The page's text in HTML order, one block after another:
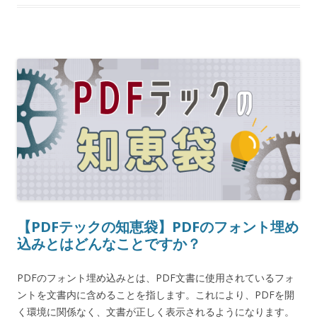
【PDFテックの知恵袋】PDFのフォント埋め
込みとはどんなことですか？
PDFのフォント埋め込みとは、PDF文書に使用されているフォ
ントを文書内に含めることを指します。これにより、PDFを開
く環境に関係なく、文書が正しく表示されるようになります。